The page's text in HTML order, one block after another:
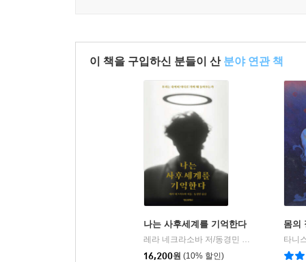
· 에필로그 | “그대는 신비한 수행자가 될 것이다.”
· ‘가슴 명상’이 나아갈 길
마음이 영혼을 보지 못하는 이유
7장 공空 . 무아 . 의식의 심층 이해
무아 無我 로써 영성 靈性 에 이르는 길
이 책을 구입하신 분들이 산 분야 연관 책
나는 사후세계를 기억한다
레라 네크라소바 저/동경민 역
정신세계사
16,200원 (10% 할인)
몸의
타니